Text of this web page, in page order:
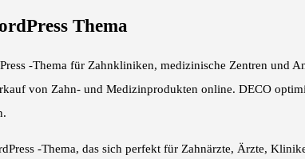
Thema
-Thema für Zahnkliniken, medizinische Zentren und
von Zahn- und Medizinprodukten online. DECO
-Thema, das sich perfekt für Zahnärzte, Ärzte,